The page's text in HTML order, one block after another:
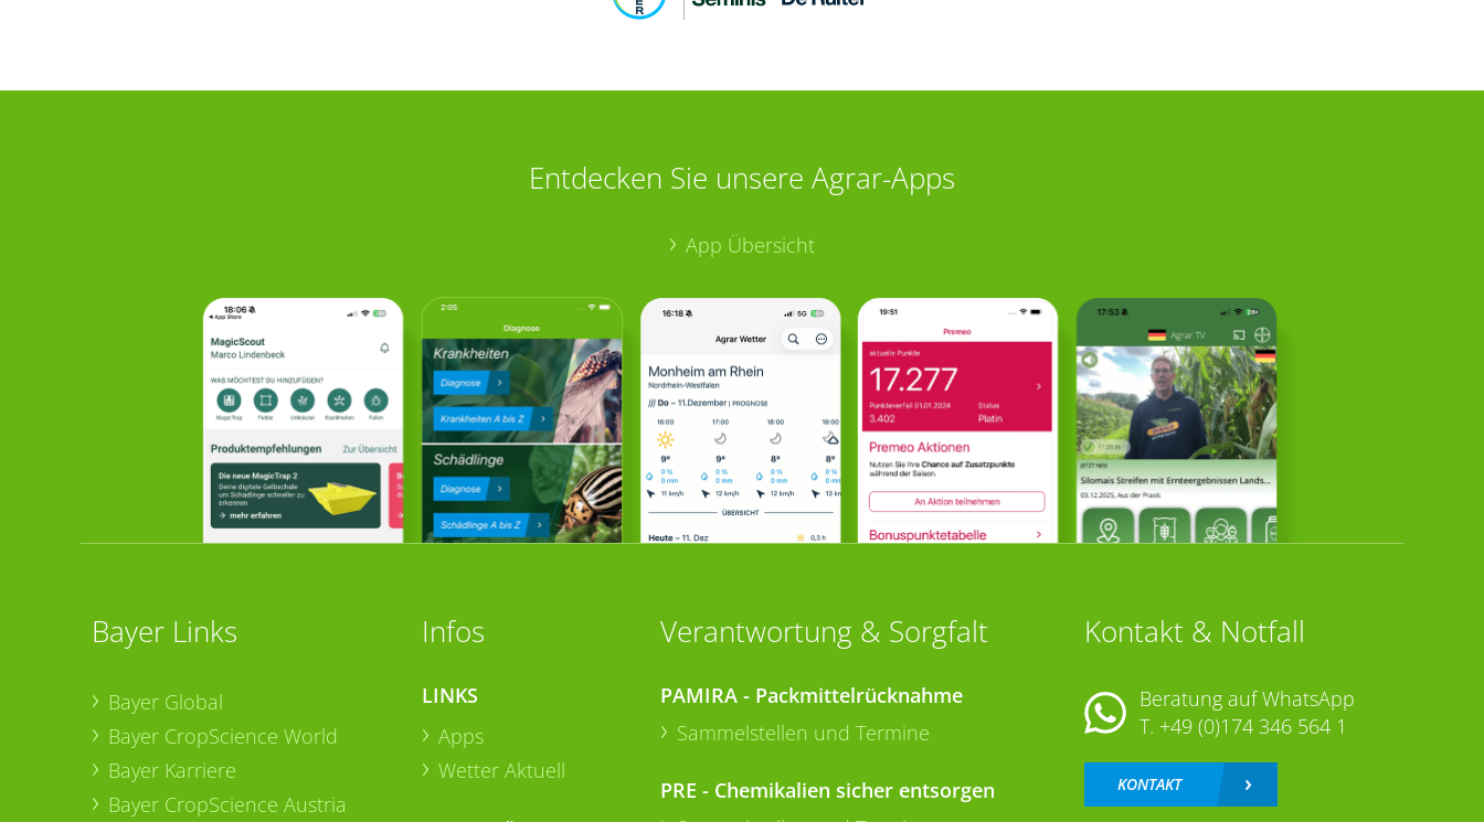
Entdecken Sie unsere Agrar-Apps
App Übersicht
Bayer Links
Bayer Global
Bayer CropScience World
Bayer Karriere
Bayer CropScience Austria
Infos
LINKS
Apps
Wetter Aktuell
Verantwortung & Sorgfalt
PAMIRA - Packmittelrücknahme
Sammelstellen und Termine
PRE - Chemikalien sicher entsorgen
Kontakt & Notfall
Beratung auf WhatsApp
T. +49 (0)174 346 564 1
KONTAKT